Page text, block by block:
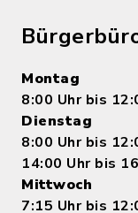
Montag
8:00 Uhr bis
Dienstag
8:00 Uhr bis
14:00 Uhr bis
Mittwoch
7:15 Uhr bis